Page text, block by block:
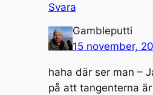
Svara
Gambleputti
15 november,
haha där ser man –
på att tangenterna